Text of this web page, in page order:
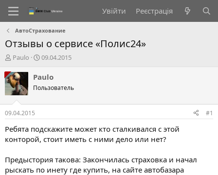
Увійти Реєстрація
АвтоСтрахование
Отзывы о сервисе «Полис24»
А
т
о
р
т
е
м
и
Paulo
Д
т
с
о
р
е
н
я
09.04.2015
Paulo
Пользователь
09.04.2015 #1
Ребята подскажите может кто сталкивался с этой
конторой, стоит иметь с ними дело или нет?
Предыстория такова: Закончилась страховка и начал
рыскать по инету где купить, на сайте автобазара